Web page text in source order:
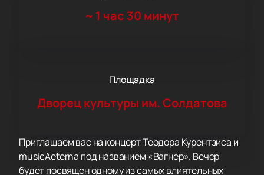
~ 1 час 30 минут
Площадка
Дворец культуры им. Солдатова
Приглашаем вас на концерт Теодора Курентзиса и
musicAeterna под названием «Вагнер». Вечер
будет посвящен одному из самых влиятельных